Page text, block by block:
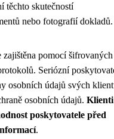
těchto skutečností
nebo fotografií dokladů.
pomocí šifrovaných
Seriózní
osobních údajů svých
osobních údajů. Klienti
poskytovatele před
.